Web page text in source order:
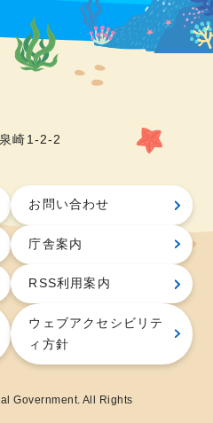
崎1-2-2
お問い合わせ
庁舎案内
RSS利用案内
ウェブアクセシビリテ
ィ方針
Government. All Rights